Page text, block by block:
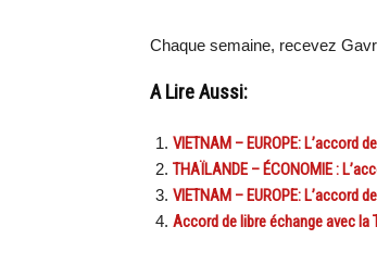
Chaque semaine, recevez
A Lire Aussi:
VIETNAM – EUROPE: L’accord
THAÏLANDE – ÉCONOMIE :
VIETNAM – EUROPE: L’accord
Accord de libre échange avec la